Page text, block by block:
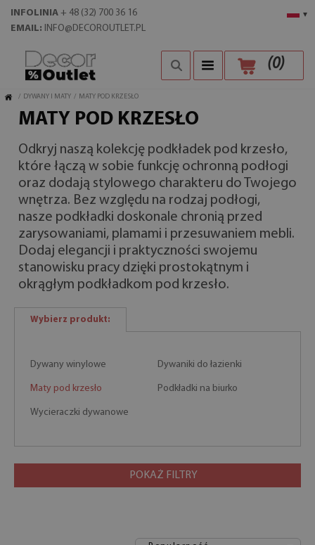
▾
INFOLINIA + 48 (32) 700 36 16
EMAIL: INFO@DECOROUTLET.PL
(0)
/ DYWANY I MATY / MATY POD KRZESŁO
MATY POD KRZESŁO
Odkryj naszą kolekcję podkładek pod krzesło,
które łączą w sobie funkcję ochronną podłogi
oraz dodają stylowego charakteru do Twojego
wnętrza. Bez względu na rodzaj podłogi,
nasze podkładki doskonale chronią przed
zarysowaniami, plamami i przesuwaniem mebli.
Dodaj elegancji i praktyczności swojemu
stanowisku pracy dzięki prostokątnym i
okrągłym podkładkom pod krzesło.
Wybierz produkt:
Dywany winylowe Dywaniki do łazienki
Maty pod krzesło Podkładki na biurko
Wycieraczki dywanowe
POKAŻ FILTRY